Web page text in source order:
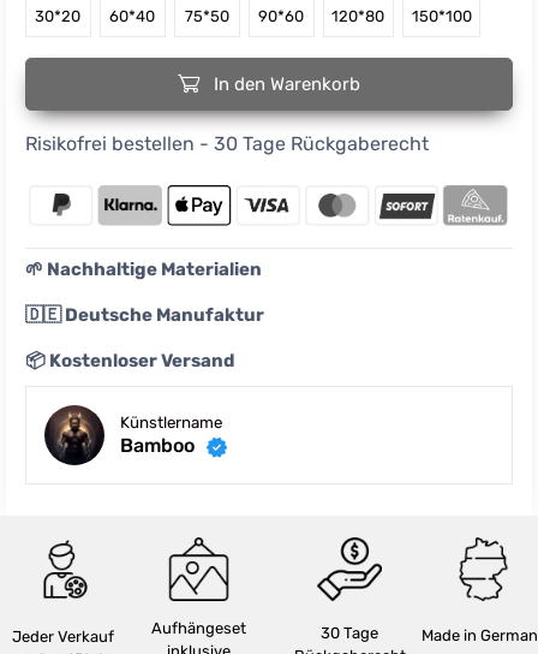
30*20 60*40 75*50 90*60 120*80 150*100
In den Warenkorb
Risikofrei bestellen - 30 Tage Rückgaberecht
🌱 Nachhaltige Materialien
🇩🇪 Deutsche Manufaktur
📦 Kostenloser Versand
Künstlername
Bamboo
Jeder Verkauf
Aufhängeset
30 Tage
Made in